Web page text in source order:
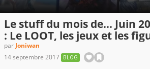
Le stuff du mois de... Juin
: Le LOOT, les jeux et les
par Joniwan
14 septembre 2017
BLOG